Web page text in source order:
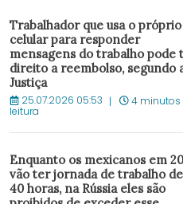
Trabalhador que usa o próprio
celular para responder
mensagens do trabalho pode
direito a reembolso, segundo
Justiça
25.07.2026 05:53 4 minutos
leitura
Enquanto os mexicanos em
vão ter jornada de trabalho de
40 horas, na Rússia eles são